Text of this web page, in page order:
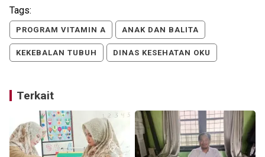
Tags:
PROGRAM VITAMIN A ANAK DAN BALITA
KEKEBALAN TUBUH DINAS KESEHATAN OKU
Terkait